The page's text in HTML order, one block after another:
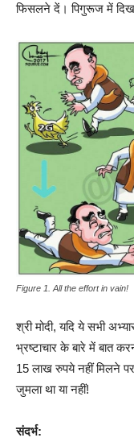
फिसलने दें। पिगुरूज में
Figure 1. All the effort in vain!
श्री मोदी, यदि ये सभी
भ्रष्टाचार के बारे में बात
15 लाख रुपये नहीं मिलने
जुमला था या नहीं!
संदर्भ: